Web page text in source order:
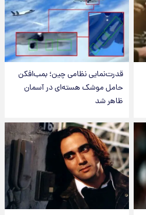
قدرت‌نمایی نظامی چین؛ بمب‌افکن
حامل موشک هسته‌ای در آسمان
ظاهر شد